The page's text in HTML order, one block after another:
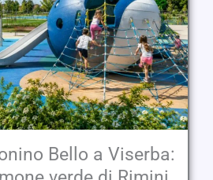
Bello a Viserba: